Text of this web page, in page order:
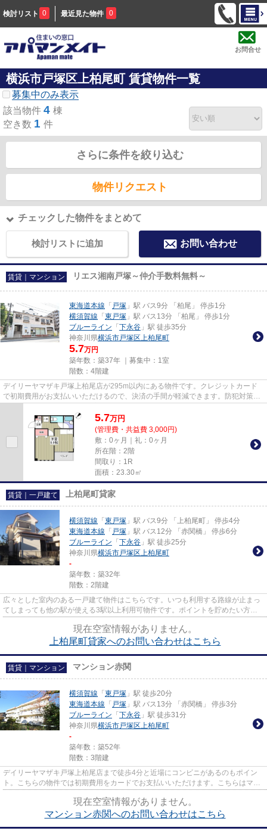
検討リスト 0 最近見た物件 0
お問合せ
横浜市戸塚区上柏尾町 賃貸物件一覧
募集中のみ表示
該当物件 4 棟
空き数 1 件
さらに条件を絞り込む
物件リクエスト
チェックした物件をまとめて
検討リストに追加 お問い合わせ
賃貸｜マンション リエス湘南戸塚～仲介手数料無料～
東海道本線 「 戸塚 」駅 バス9分 「柏尾」 停歩1分
横須賀線 「 東戸塚 」駅 バス13分 「柏尾」 停歩1分
ブルーライン 「 下永谷 」駅 徒歩35分
神奈川県横浜市戸塚区上柏尾町
5.7万円
築年数：築37年 ｜募集中： 1室
階数：4階建
デイリーヤマザキ戸塚上柏尾店が295m以内にある物件です。クレジットカード
で初期費用がお支払いいただけるので、決済の手間が軽減できます。防犯対策も
5.7万円
(管理費・共益費 3,000円)
敷：0ヶ月｜礼：0ヶ月
所在階：2階
間取り：1R
面積：23.30㎡
賃貸｜一戸建て 上柏尾町貸家
横須賀線 「 東戸塚 」駅 バス9分 「上柏尾町」 停歩4分
東海道本線 「 戸塚 」駅 バス12分 「赤関橋」 停歩6分
ブルーライン 「 下永谷 」駅 徒歩25分
神奈川県横浜市戸塚区上柏尾町
-
築年数：築32年
階数：2階建
広々とした室内のある一戸建て物件はこちらです。いつも利用する路線が止まっ
てしまっても他の駅が使える3駅以上利用可物件です。ポイントを貯めたい方に
現在空室情報がありません。
上柏尾町貸家へのお問い合わせはこちら
賃貸｜マンション マンション赤関
横須賀線 「 東戸塚 」駅 徒歩20分
東海道本線 「 戸塚 」駅 バス13分 「赤関橋」 停歩3分
ブルーライン 「 下永谷 」駅 徒歩31分
神奈川県横浜市戸塚区上柏尾町
-
築年数：築52年
階数：3階建
デイリーヤマザキ戸塚上柏尾店まで徒歩4分と近場にコンビニがあるのもポイン
ト。こちらの物件では初期費用をカードでお支払いいただけます。こちらはマン
現在空室情報がありません。
マンション赤関へのお問い合わせはこちら